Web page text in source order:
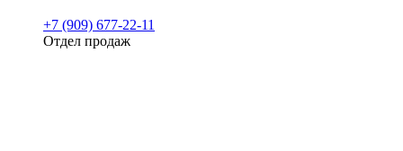
+7 (909) 677-22-11
Отдел продаж